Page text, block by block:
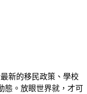
新的移民政策、學校
態。放眼世界就，才可